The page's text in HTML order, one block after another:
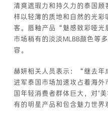
清爽遮瑕力和持久力的泰国
样以轻薄的质地和自然的光
客。唇釉产品“魅感致彩哑
市场稍有的淡淡MLBB颜色等
容。
赫妍相关人员表示：“继去年
进军泰国市场加速攻占着海
国年轻消费者群体巨大，对‘
有的明星产品和包含魅力世